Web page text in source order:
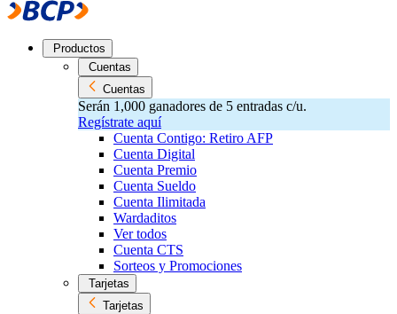
Productos
Cuentas
Cuentas
Serán 1,000 ganadores de 5 entradas c/u.
Regístrate aquí
Cuenta Contigo: Retiro AFP
Cuenta Digital
Cuenta Premio
Cuenta Sueldo
Cuenta Ilimitada
Wardaditos
Ver todos
Cuenta CTS
Sorteos y Promociones
Tarjetas
Tarjetas